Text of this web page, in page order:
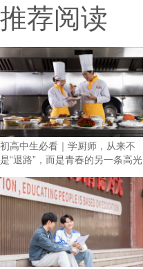
推荐阅读
初高中生必看｜学厨师，从来不
是“退路”，而是青春的另一条高光